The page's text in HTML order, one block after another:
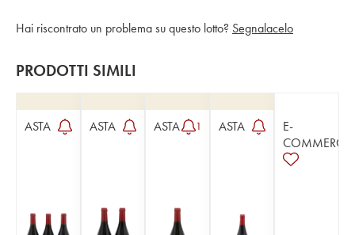
Hai riscontrato un problema su questo lotto? Segnalacelo
PRODOTTI SIMILI
ASTA ASTA ASTA 1 ASTA
E-
COMMERCE